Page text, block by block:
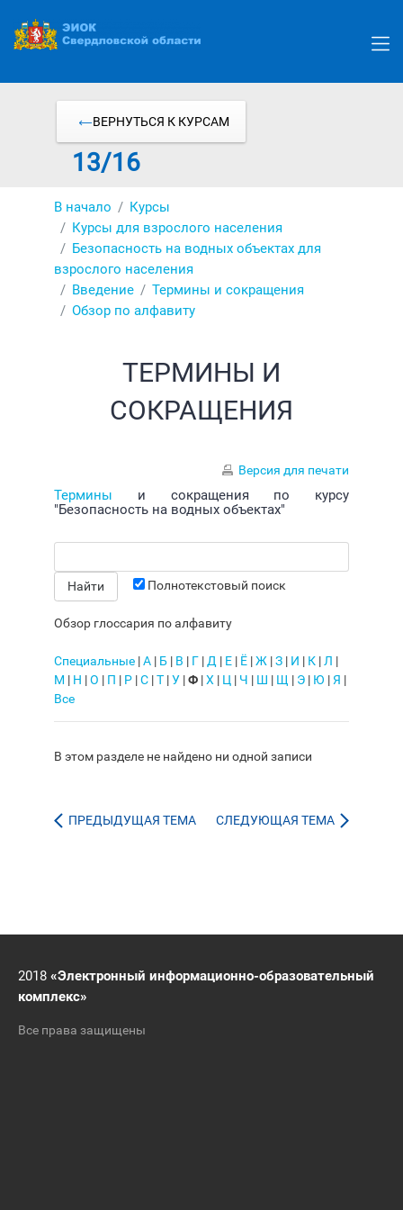
основному
ВЕРНУТЬСЯ К КУРСАМ
13/16
В начало
Курсы
Курсы для взрослого населения
Безопасность на водных объектах для
взрослого населения
Введение
Термины и сокращения
Обзор по алфавиту
ТЕРМИНЫ И
СОКРАЩЕНИЯ
Версия для печати
Термины и сокращения по курсу
"Безопасность на водных объектах"
Полнотекстовый поиск
Обзор глоссария по алфавиту
Специальные |А | Б | В | Г |Д | Е | Ё |Ж |З | И | К |Л |
М | Н |О | П | Р |С |Т |У |Ф |Х | Ц | Ч | Ш | Щ | Э | Ю |Я |
Все
В этом разделе не найдено ни одной записи
ПРЕДЫДУЩАЯ ТЕМА СЛЕДУЮЩАЯ ТЕМА
2018 «Электронный информационно-образовательный
комплекс»
Все права защищены